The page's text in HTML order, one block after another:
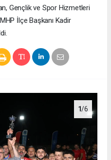
Gençlik ve Spor Hizmetleri
İlçe Başkanı Kadir
1/6